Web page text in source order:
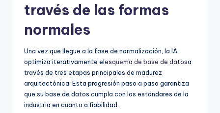
través de las formas
normales
Una vez que llegue a la fase de normalización, la IA
optimiza iterativamente elesquema de base de datosa
través de tres etapas principales de madurez
arquitectónica. Esta progresión paso a paso garantiza
que su base de datos cumpla con los estándares de la
industria en cuanto a fiabilidad.